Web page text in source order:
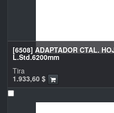
[6508] ADAPTADOR CTAL.
L.Std.6200mm
1.933,60 $
Tira